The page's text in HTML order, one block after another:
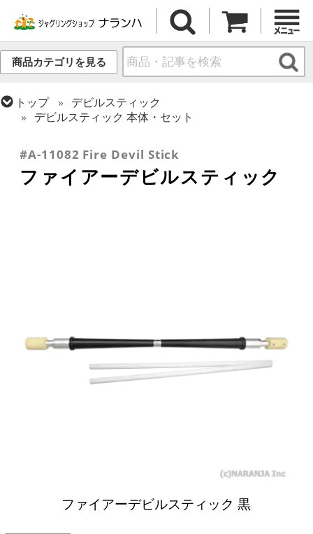
商品カテゴリを見る
トップ
デビルスティック
デビルスティック 本体・セット
#A-11082 Fire Devil Stick
ファイアーデビルスティック
ファイアーデビルスティック 黒